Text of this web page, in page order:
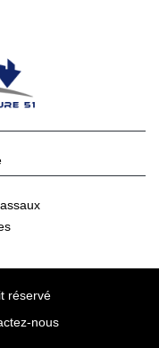
réservé
nous